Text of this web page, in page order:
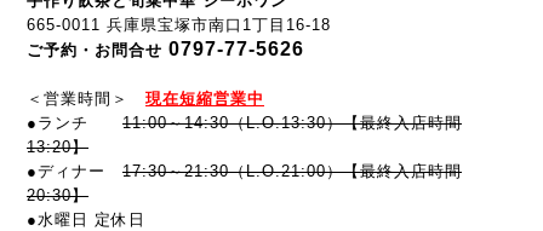
665-0011 兵庫県宝塚市南口1丁目16-18
ご予約・お問合せ 0797-77-5626
＜営業時間＞ 現在短縮営業中
●ランチ 11:00～14:30（L.O.13:30）【最終入店時間
13:20】
●ディナー 17:30～21:30（L.O.21:00）【最終入店時間
20:30】
●水曜日 定休日